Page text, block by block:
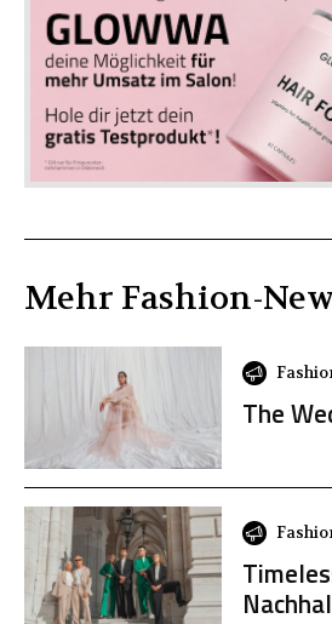
Mehr Fashion-
The